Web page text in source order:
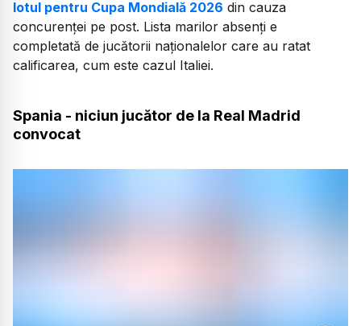
lotul pentru Cupa Mondială 2026 din cauza
concurenței pe post. Lista marilor absenți e
completată de jucătorii naționalelor care au ratat
calificarea, cum este cazul Italiei.
Spania - niciun jucător de la Real Madrid
convocat